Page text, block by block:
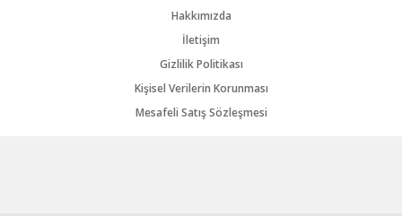
Hakkımızda
İletişim
Gizlilik Politikası
Kişisel Verilerin Korunması
Mesafeli Satış Sözleşmesi